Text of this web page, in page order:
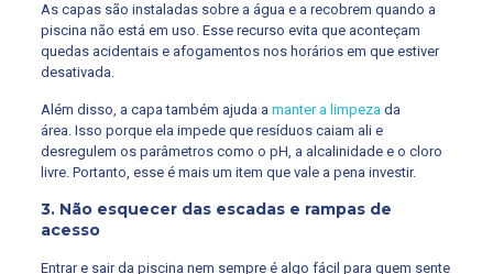
As capas são instaladas sobre a água e a recobrem quando a
piscina não está em uso. Esse recurso evita que aconteçam
quedas acidentais e afogamentos nos horários em que estiver
desativada.
Além disso, a capa também ajuda a manter a limpezada
área. Isso porque ela impede que resíduos caiam ali e
desregulem os parâmetros como o pH, a alcalinidade e o cloro
livre. Portanto, esse é mais um item que vale a pena investir.
3. Não esquecer das escadas e rampas de
acesso
Entrar e sair da piscina nem sempre é algo fácil para quem sente